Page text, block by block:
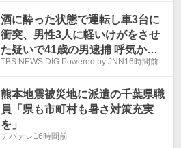
酒に酔った状態で運転し車3台に
衝突、男性3人に軽いけがをさせ
た疑いで41歳の男逮捕 呼気から
基準値超のアルコール検出 千
TBS NEWS DIG Powered by JNN16時間前
熊本地震被災地に派遣の千葉県職
員「県も市町村も暑さ対策充実
を」
チバテレ16時間前